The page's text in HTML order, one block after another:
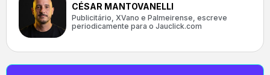
CÉSAR MANTOVANELLI
Publicitário, XVano e Palmeirense, escreve
periodicamente para o Jauclick.com